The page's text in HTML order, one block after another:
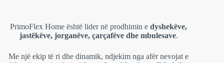
PrimoFlex Home është lider në prodhimin edyshekëve,
jastëkëve, jorganëve, çarçafëve dhe mbulesave.
Me një ekip të ri dhe dinamik, ndjekim nga afër nevojat e